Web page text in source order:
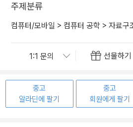
주제분류
컴퓨터/모바일 > 컴퓨터 공학 > 자료구
선물하기
중고
알라딘에 팔기
중고
회원에게 팔기